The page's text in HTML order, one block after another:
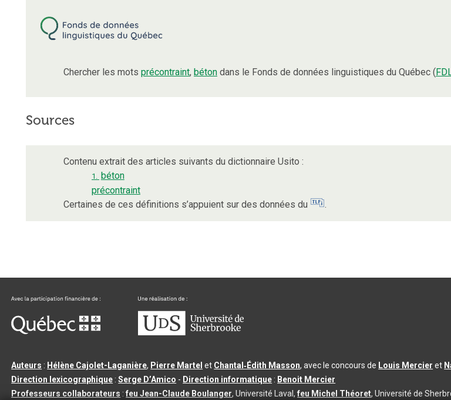
Chercher les mots précontraint, béton dans le Fonds de données linguistiques du Québec (
Sources
Contenu extrait des articles suivants du dictionnaire Usito :
1. béton
précontraint
Certaines de ces définitions s’appuient sur des données du
.
Auteurs : Hélène Cajolet-Laganière, Pierre Martel et Chantal‑Édith Masson, avec le concours de Louis Mercier et
Direction lexicographique :Serge D’Amico - Direction informatique : Benoit Mercier
Professeurs collaborateurs :feu Jean-Claude Boulanger, Université Laval,feu Michel Théoret, Université de